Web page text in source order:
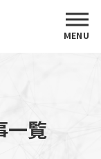
MENU
一覧